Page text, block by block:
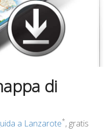
di
a Lanzarote*, gratis